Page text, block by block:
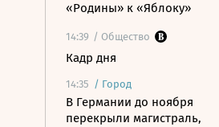
«Родины» к «Яблоку»
14:39 / Общество
Кадр дня
14:35 / Город
В Германии до ноября
перекрыли магистраль,